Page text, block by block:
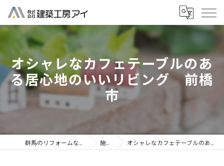
オシャレなカフェテーブルのあ
る居心地のいいリビング 前橋
市
施工事例 オシャレなカフェテーブルのある居心地のいいリビング 前橋市